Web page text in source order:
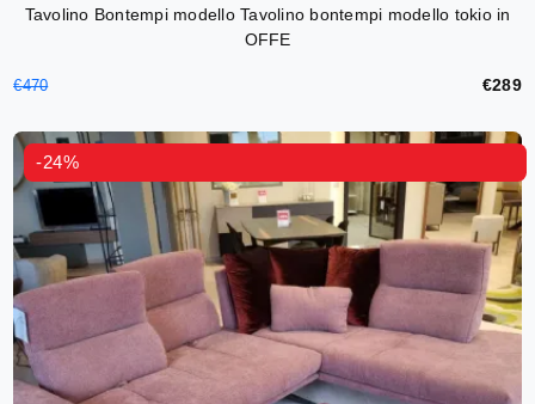
Tavolino Bontempi modello Tavolino bontempi modello tokio in
OFFE
€470 €289
-24%